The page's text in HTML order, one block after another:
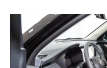
ХОККЕЙ С МЯЧОМ
ПРОИСШЕСТВИЯ